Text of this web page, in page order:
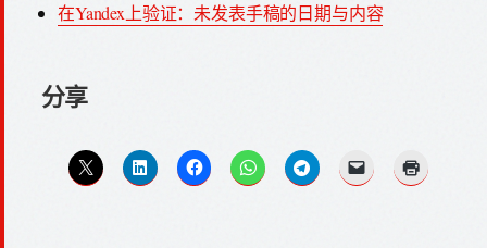
在Yandex上验证：未发表手稿的日期与内容
分享